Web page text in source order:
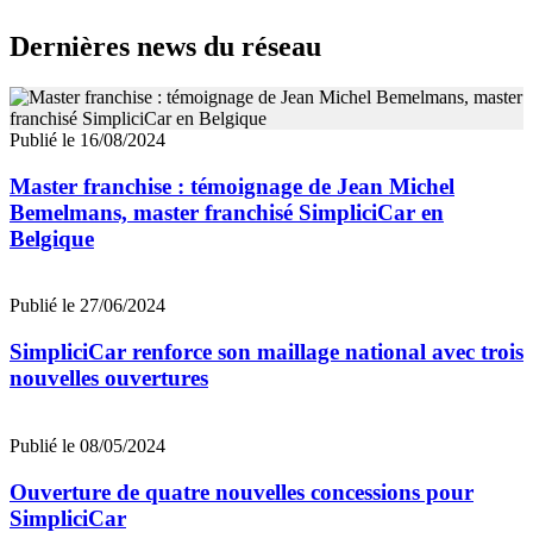
Dernières news du réseau
Publié le 16/08/2024
Master franchise : témoignage de Jean Michel
Bemelmans, master franchisé SimpliciCar en
Belgique
Publié le 27/06/2024
SimpliciCar renforce son maillage national avec trois
nouvelles ouvertures
Publié le 08/05/2024
Ouverture de quatre nouvelles concessions pour
SimpliciCar